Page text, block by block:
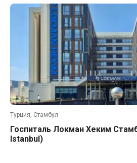
Турция, Стамбул
Госпиталь Локман Хеким
Istanbul)